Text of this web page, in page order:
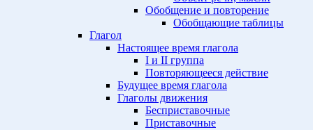
Обобщение и повторение
Обобщающие таблицы
Глагол
Настоящее время глагола
I и II группа
Повторяющееся действие
Будущее время глагола
Глаголы движения
Бесприставочные
Приставочные